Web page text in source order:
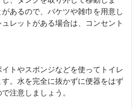
あるので、バケツや雑巾を用意し
レットがある場合は、コンセント
トやスポンジなどを使ってトイレ
。水を完全に抜かずに便器をはず
注意しましょう。